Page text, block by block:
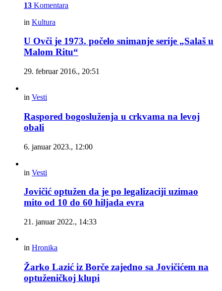
13 Komentara
in Kultura
U Ovči je 1973. počelo snimanje serije „Salaš u
Malom Ritu“
29. februar 2016., 20:51
in Vesti
Raspored bogosluženja u crkvama na levoj
obali
6. januar 2023., 12:00
in Vesti
Jovičić optužen da je po legalizaciji uzimao
mito od 10 do 60 hiljada evra
21. januar 2022., 14:33
in Hronika
Žarko Lazić iz Borče zajedno sa Jovičićem na
optuženičkoj klupi